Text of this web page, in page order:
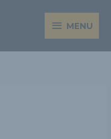
MENU
MENU